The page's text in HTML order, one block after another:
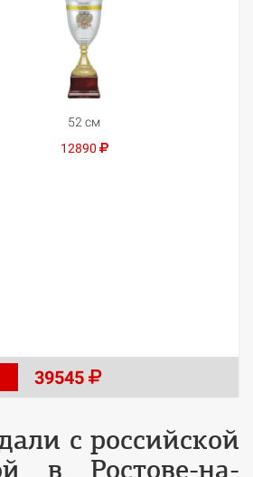
52 см
12890
39545
с российской
в Ростове-на-